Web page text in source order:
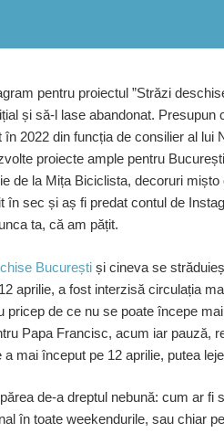
pentru proiectul ”Străzi
și să-l lase abandonat. Presupun
2022 din funcția de consilier al lui
proiecte ample pentru
de la Mița Biciclista, decoruri
în sec și aș fi predat contul de
ta, că am pățit.
Bucureștiși cineva se
aprilie, a fost interzisă circulația
pricep de ce nu se poate începe
Papa Francisc, acum iar pauză,
mai început pe 12 aprilie, putea
de-a dreptul nebună: cum ar fi
în toate weekendurile, sau chiar